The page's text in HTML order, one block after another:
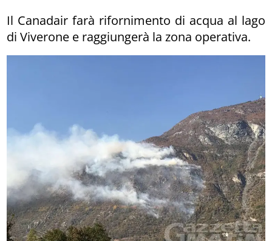
Il Canadair farà rifornimento di acqua al lago
di Viverone e raggiungerà la zona operativa.